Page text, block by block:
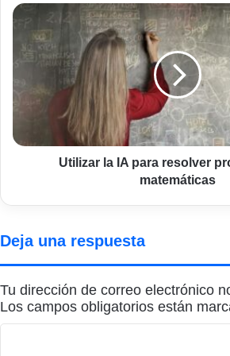
Utilizar
IA
para
resolver
problemas
de
matemáticas
Utilizar la IA para resolver
matemáticas
Deja una respuesta
Tu dirección de correo electrónico
Los campos obligatorios están